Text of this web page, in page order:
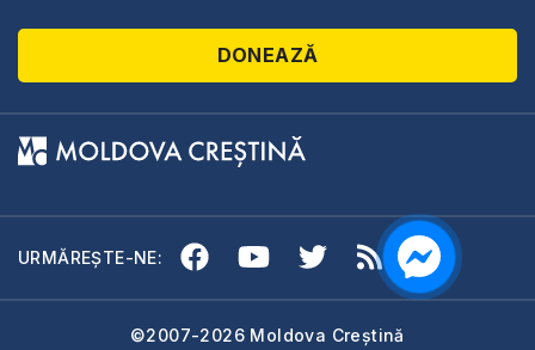
DONEAZĂ
URMĂREȘTE-NE:
©2007-2026 Moldova Creștină